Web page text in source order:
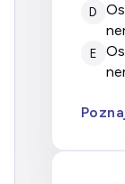
D
ostre kłębuszkowe zapalenie
E
ostre odmiedniczkowe zapalenie